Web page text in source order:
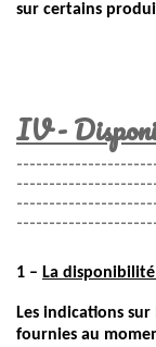
sur certains
IV -
1 – La
Les indications
fournies au